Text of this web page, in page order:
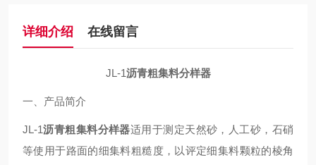
详细介绍 在线留言
JL-1沥青粗集料分样器
一、产品简介
JL-1沥青粗集料分样器适用于测定天然砂，人工砂，石硝
等使用于路面的细集料粗糙度，以评定细集料颗粒的棱角